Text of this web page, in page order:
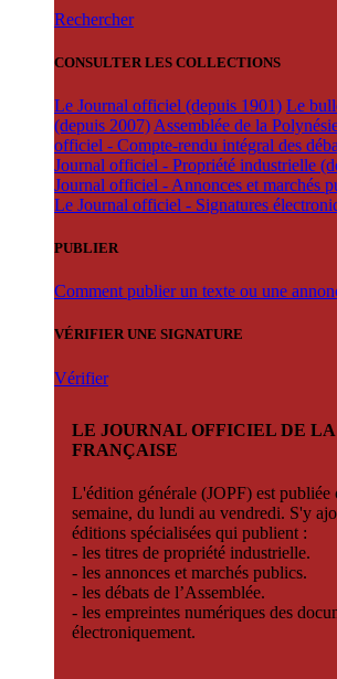
Rechercher
CONSULTER LES COLLECTIONS
Le Journal officiel (depuis 1901) Le
(depuis 2007) Assemblée de la
officiel - Compte-rendu intégral des
Journal officiel - Propriété industrielle
Journal officiel - Annonces et marchés
Le Journal officiel - Signatures
PUBLIER
Comment publier un texte ou une
VÉRIFIER UNE SIGNATURE
Vérifier
LE JOURNAL OFFICIEL DE LA
FRANÇAISE
L'édition générale (JOPF) est publiée
semaine, du lundi au vendredi. S'y
éditions spécialisées qui publient :
- les titres de propriété industrielle.
- les annonces et marchés publics.
- les débats de l’Assemblée.
- les empreintes numériques des
électroniquement.